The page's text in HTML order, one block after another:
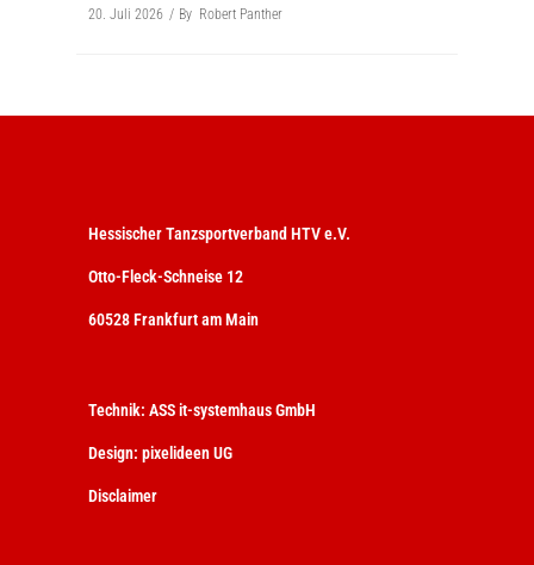
20. Juli 2026 By Robert Panther
Hessischer Tanzsportverband HTV e.V.
Otto-Fleck-Schneise 12
60528 Frankfurt am Main
Technik: ASS it-systemhaus GmbH
Design: pixelideen UG
Disclaimer